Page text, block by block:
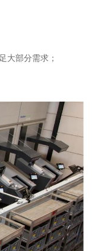
大部分需求；